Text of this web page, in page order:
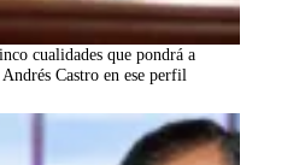
cualidades que pondrá a
Castro en ese perfil